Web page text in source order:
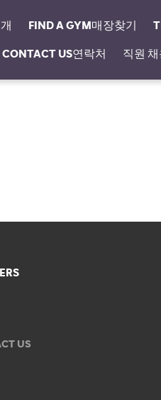
FIND A GYM매장찾기
CONTACT US연락처 직원 채
US